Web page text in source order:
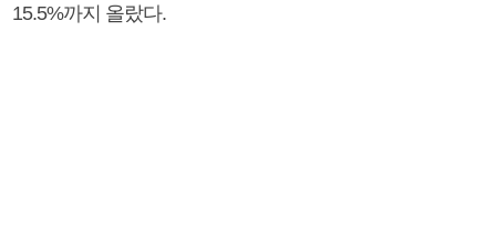
15.5%까지 올랐다.